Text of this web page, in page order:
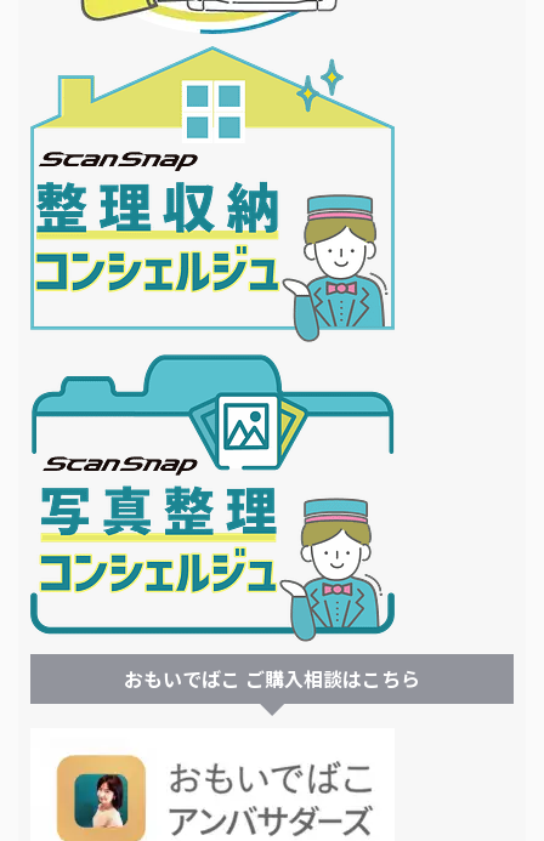
おもいでばこ ご購入相談はこちら